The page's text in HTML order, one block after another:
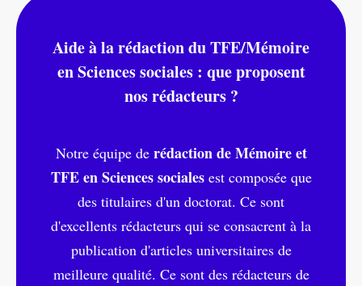
Aide à la rédaction du TFE/Mémoire
en Sciences sociales : que proposent
nos rédacteurs ?
Notre équipe de rédaction de Mémoire et
TFE en Sciences socialesest composée que
des titulaires d'un doctorat. Ce sont
d'excellents rédacteurs qui se consacrent à la
publication d'articles universitaires de
meilleure qualité. Ce sont des rédacteurs de